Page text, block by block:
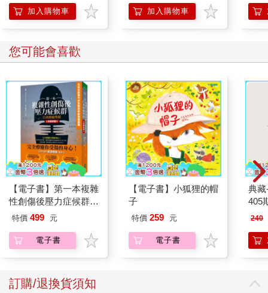
還是會以各種形式回到自己身上，這一點大家務必要認清。
（摘文2）
每個人體內都有「寒氣」
上半身和下半身溫度不同
用紅外線熱像儀（thermography）檢測身體，幾乎都會發現足部
溫度過低的情況。比起以心臟為中心、溫度保持在37℃左右的上
半身，下半身則是越往下溫度越低，到了足部甚至只有3 1℃以
下。上
半身和足部，溫差竟然高達6度。排寒療法的基本原則，就是藉由
半身浴及多層襪幫下半身保暖，將身體維持在「頭涼腳暖」的良
好平衡狀態。
寒氣導致氣血不暢
大部分維持生命機能的重要器官都在我們的上半身，包括心臟、
肺臟、肝臟、消化器（胰臟、脾臟）、腎臟，甚至是大腦，都是
量，比較難以降溫；但內臟較少的下腹部及最末端的腳尖，溫度
總是比正常要低。
氣血失調造成瘀滯，就會導致疾病。
加入購物車 加入購物車
您可能會喜歡
【電子書】第一本複雜
性創傷後壓力症候群自
我療癒聖經（長銷典
特價 499 元
電子書
【電子書】小狐狸的帽
子
特價 259 元
電子書
典藏
405
240
訂購/退換貨須知